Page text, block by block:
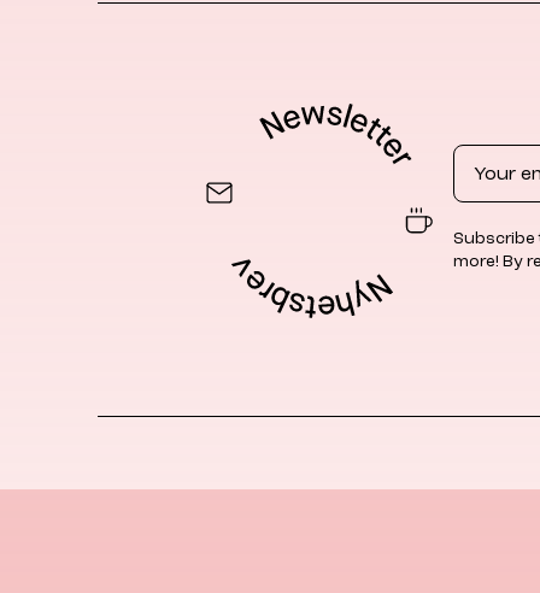
Email
Subscribe
more! By